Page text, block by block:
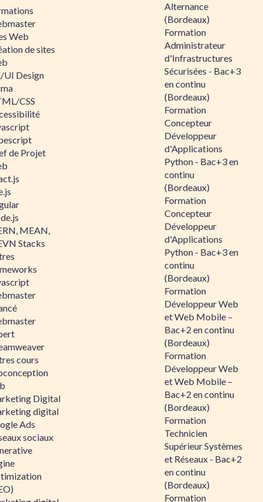
Web
de sites
UI Design
CSS
de Projet
MEAN,
Stacks
cours
Digital
digital
Ads
sociaux
Alternance
(Bordeaux)
Formation
Administrateur
d'Infrastructures
Sécurisées - Bac+3
en continu
(Bordeaux)
Formation
Concepteur
Développeur
d'Applications
Python - Bac+3 en
continu
(Bordeaux)
Formation
Concepteur
Développeur
d'Applications
Python - Bac+3 en
continu
(Bordeaux)
Formation
Développeur Web
et Web Mobile –
Bac+2 en continu
(Bordeaux)
Formation
Développeur Web
et Web Mobile –
Bac+2 en continu
(Bordeaux)
Formation
Technicien
Supérieur Systèmes
et Réseaux - Bac+2
en continu
(Bordeaux)
Formation